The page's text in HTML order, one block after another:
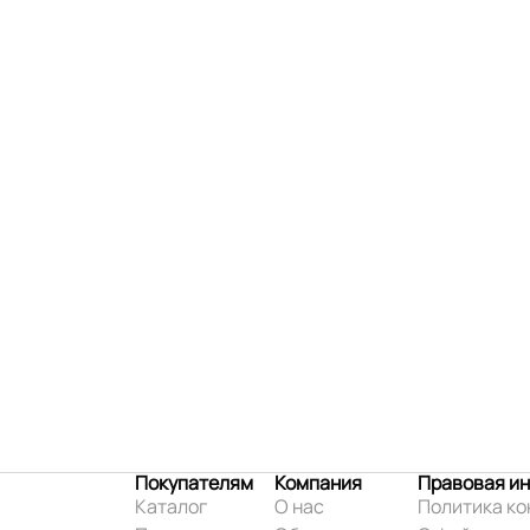
Покупателям
Каталог
Компания
О нас
Правовая
Политика